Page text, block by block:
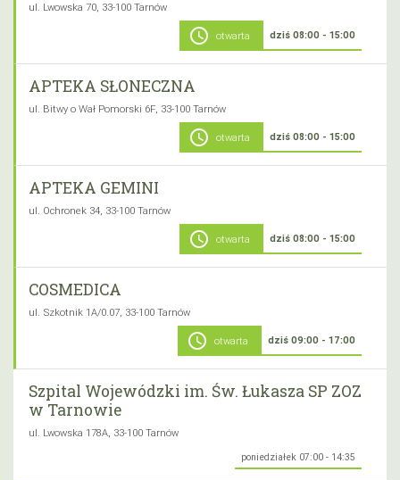
ul. Lwowska 70, 33-100 Tarnów
schedule otwarta dziś 08:00 - 15:00
APTEKA SŁONECZNA
ul. Bitwy o Wał Pomorski 6F, 33-100 Tarnów
schedule otwarta dziś 08:00 - 15:00
APTEKA GEMINI
ul. Ochronek 34, 33-100 Tarnów
schedule otwarta dziś 08:00 - 15:00
COSMEDICA
ul. Szkotnik 1A/0.07, 33-100 Tarnów
schedule otwarta dziś 09:00 - 17:00
Szpital Wojewódzki im. Św. Łukasza SP ZOZ
w Tarnowie
ul. Lwowska 178A, 33-100 Tarnów
poniedziałek 07:00 - 14:35